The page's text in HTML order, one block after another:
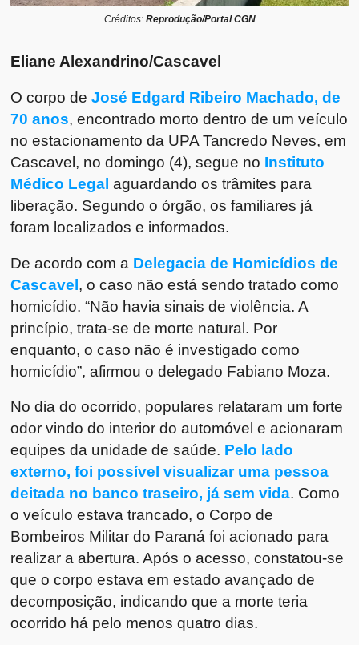
Créditos: Reprodução/Portal CGN
Eliane Alexandrino/Cascavel
O corpo deJosé Edgard Ribeiro Machado, de
70 anos, encontrado morto dentro de um veículo
no estacionamento da UPA Tancredo Neves, em
Cascavel, no domingo (4), segue no Instituto
Médico Legal aguardando os trâmites para
liberação. Segundo o órgão, os familiares já
foram localizados e informados.
De acordo com a Delegacia de Homicídios de
Cascavel, o caso não está sendo tratado como
homicídio. “Não havia sinais de violência. A
princípio, trata-se de morte natural. Por
enquanto, o caso não é investigado como
homicídio”, afirmou o delegado Fabiano Moza.
No dia do ocorrido, populares relataram um forte
odor vindo do interior do automóvel e acionaram
equipes da unidade de saúde. Pelo lado
externo, foi possível visualizar uma pessoa
deitada no banco traseiro, já sem vida. Como
o veículo estava trancado, o Corpo de
Bombeiros Militar do Paraná foi acionado para
realizar a abertura. Após o acesso, constatou-se
que o corpo estava em estado avançado de
decomposição, indicando que a morte teria
ocorrido há pelo menos quatro dias.